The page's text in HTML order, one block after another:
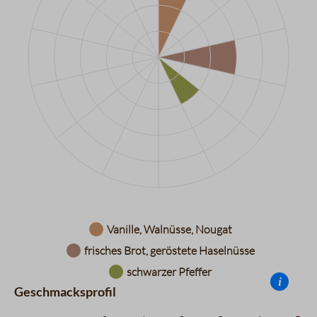
Datentabelle für das Diagramm: Aromarad
Vanille, Walnüsse, Nougat
frisches Brot, geröstete Haselnüsse
schwarzer Pfeffer
Geschmacksprofil
i